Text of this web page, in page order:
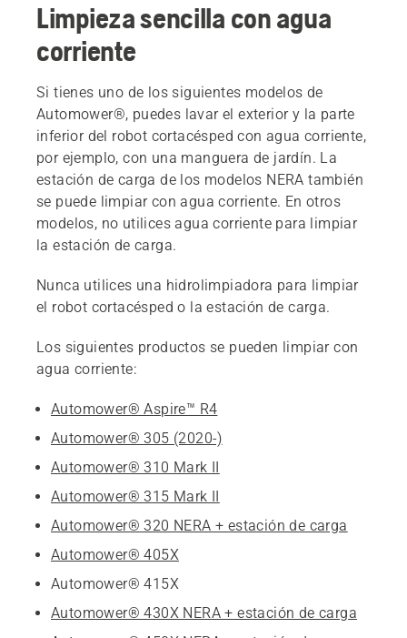
Limpieza sencilla con agua
corriente
Si tienes uno de los siguientes modelos de
Automower®, puedes lavar el exterior y la parte
inferior del robot cortacésped con agua corriente,
por ejemplo, con una manguera de jardín. La
estación de carga de los modelos NERA también
se puede limpiar con agua corriente. En otros
modelos, no utilices agua corriente para limpiar
la estación de carga.
Nunca utilices una hidrolimpiadora para limpiar
el robot cortacésped o la estación de carga.
Los siguientes productos se pueden limpiar con
agua corriente:
Automower® Aspire™ R4
Automower® 305 (2020-)
Automower® 310 Mark II
Automower® 315 Mark II
Automower® 320 NERA + estación de carga
Automower® 405X
Automower® 415X
Automower® 430X NERA + estación de carga